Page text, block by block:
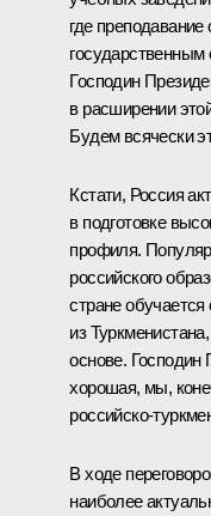
где
Господин
в расширении
Будем всячески
Кстати, Россия
в подготовке
профиля.
российского
стране
из
основе. Господин
хорошая, мы,
российско-
В ходе
наиболее